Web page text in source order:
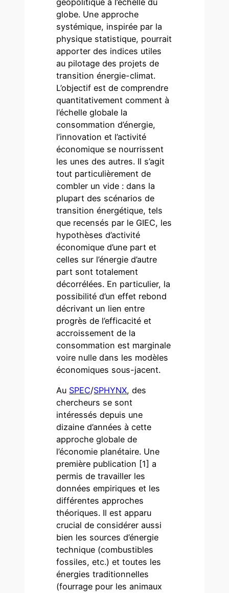
géopolitique à l’échelle du
globe. Une approche
systémique, inspirée par la
physique statistique, pourrait
apporter des indices utiles
au pilotage des projets de
transition énergie-climat.
L’objectif est de comprendre
quantitativement comment à
l’échelle globale la
consommation d’énergie,
l’innovation et l’activité
économique se nourrissent
les unes des autres. Il s’agit
tout particulièrement de
combler un vide : dans la
plupart des scénarios de
transition énergétique, tels
que recensés par le GIEC, les
hypothèses d’activité
économique d’une part et
celles sur l’énergie d’autre
part sont totalement
décorrélées. En particulier, la
possibilité d’un effet rebond
décrivant un lien entre
progrès de l’efficacité et
accroissement de la
consommation est marginale
voire nulle dans les modèles
économiques sous-jacent.
Au SPEC/SPHYNX, des
chercheurs se sont
intéressés depuis une
dizaine d’années à cette
approche globale de
l’économie planétaire. Une
première publication [1] a
permis de travailler les
données empiriques et les
différentes approches
théoriques. Il est apparu
crucial de considérer aussi
bien les sources d’énergie
technique (combustibles
fossiles, etc.) et toutes les
énergies traditionnelles
(fourrage pour les animaux